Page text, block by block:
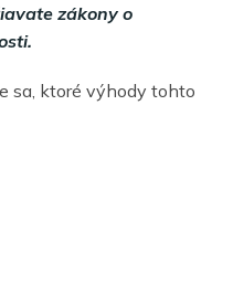
zákony o
sa, ktoré výhody tohto